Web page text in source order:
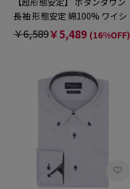
長袖 形態安定 綿100% ワイシ
ャツ
￥6,589￥5,489 (16%OFF)